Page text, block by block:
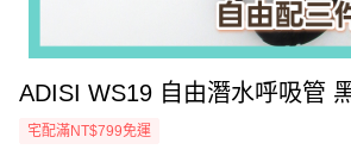
ADISI WS19 自由潛水呼吸管
宅配滿NT$799免運